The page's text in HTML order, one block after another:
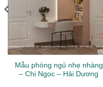
Mẫu phòng ngủ nhẹ nhàng
– Chị Ngọc – Hải Dương